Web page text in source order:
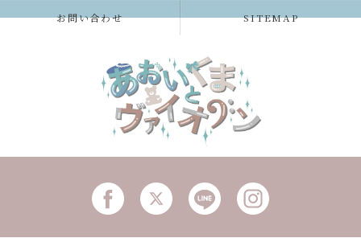
お問い合わせ SITEMAP